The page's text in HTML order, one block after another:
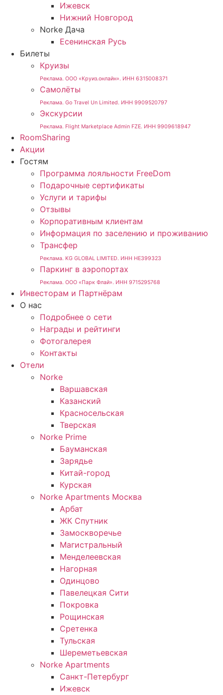
Ижевск
Нижний Новгород
Norke Дача
Есенинская Русь
Билеты
Круизы
Реклама. ООО «Круиз.онлайн». ИНН 6315008371
Самолёты
Реклама. Go Travel Un Limited. ИНН 9909520797
Экскурсии
Реклама. Flight Marketplace Admin FZE. ИНН 9909618947
RoomSharing
Акции
Гостям
Программа лояльности FreeDom
Подарочные сертификаты
Услуги и тарифы
Отзывы
Корпоративным клиентам
Информация по заселению и проживанию
Трансфер
Реклама. KG GLOBAL LIMITED. ИНН HE399323
Паркинг в аэропортах
Реклама. ООО «Парк Флай». ИНН 9715295768
Инвесторам и Партнёрам
О нас
Подробнее о сети
Награды и рейтинги
Фотогалерея
Контакты
Отели
Norke
Варшавская
Казанский
Красносельская
Тверская
Norke Prime
Бауманская
Зарядье
Китай-город
Курская
Norke Apartments Москва
Арбат
ЖК Спутник
Замоскворечье
Магистральный
Менделеевская
Нагорная
Одинцово
Павелецкая Сити
Покровка
Рощинская
Сретенка
Тульская
Шереметьевская
Norke Apartments
Санкт-Петербург
Ижевск